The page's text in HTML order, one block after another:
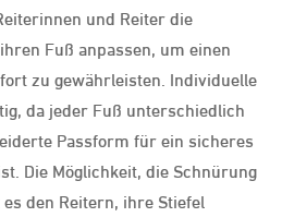
und Reiter die
Fuß anpassen, um einen
zu gewährleisten. Individuelle
da jeder Fuß unterschiedlich
Passform für ein sicheres
Die Möglichkeit, die Schnürung
den Reitern, ihre Stiefel